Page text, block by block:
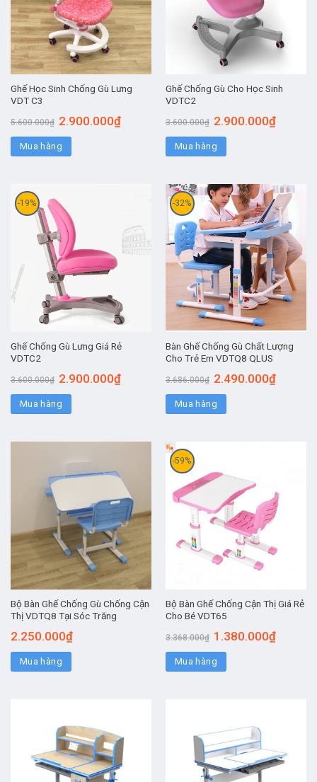
Ghế Học Sinh Chống Gù Lưng
VDT C3
5.600.000₫ 2.900.000₫
Mua hàng
Ghế Chống Gù Cho Học Sinh
VDTC2
3.600.000₫ 2.900.000₫
Mua hàng
-19%
Ghế Chống Gù Lưng Giá Rẻ
VDTC2
3.600.000₫ 2.900.000₫
Mua hàng
-32%
Bàn Ghế Chống Gù Chất Lượng
Cho Trẻ Em VDTQ8 QLUS
3.686.000₫ 2.490.000₫
Mua hàng
Bộ Bàn Ghế Chống Gù Chống Cận
Thị VDTQ8 Tại Sóc Trăng
2.250.000₫
Mua hàng
-59%
Bộ Bàn Ghế Chống Cận Thị Giá Rẻ
Cho Bé VDT65
3.368.000₫ 1.380.000₫
Mua hàng